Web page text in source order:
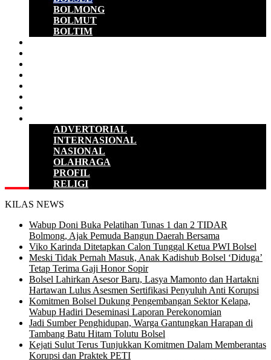
BOLMONG
BOLMUT
BOLTIM
ADVERTORIAL
INTERNASIONAL
NASIONAL
OLAHRAGA
PROFIL
RELIGI
KILAS NEWS
Wabup Doni Buka Pelatihan Tunas 1 dan 2 TIDAR
Bolmong, Ajak Pemuda Bangun Daerah Bersama
Viko Karinda Ditetapkan Calon Tunggal Ketua PWI Bolsel
Meski Tidak Pernah Masuk, Anak Kadishub Bolsel ‘Diduga’
Tetap Terima Gaji Honor Sopir
Bolsel Lahirkan Asesor Baru, Lasya Mamonto dan Hartakni
Hartawan Lulus Asesmen Sertifikasi Penyuluh Anti Korupsi
Komitmen Bolsel Dukung Pengembangan Sektor Kelapa,
Wabup Hadiri Deseminasi Laporan Perekonomian
Jadi Sumber Penghidupan, Warga Gantungkan Harapan di
Tambang Batu Hitam Tolutu Bolsel
Kejati Sulut Terus Tunjukkan Komitmen Dalam Memberantas
Korupsi dan Praktek PETI